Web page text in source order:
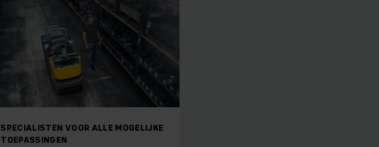
SPECIALISTEN VOOR ALLE MOGELIJKE
TOEPASSINGEN